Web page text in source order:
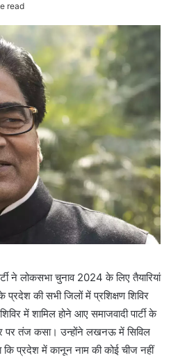
read
ने लोकसभा चुनाव 2024 के लिए तैयारियां
की सभी जिलों में प्रशिक्षण शिविर
में शामिल होने आए समाजवादी पार्टी के
पर तंज कसा। उन्होंने लखनऊ में सिविल
कि प्रदेश में कानून नाम की कोई चीज नहीं